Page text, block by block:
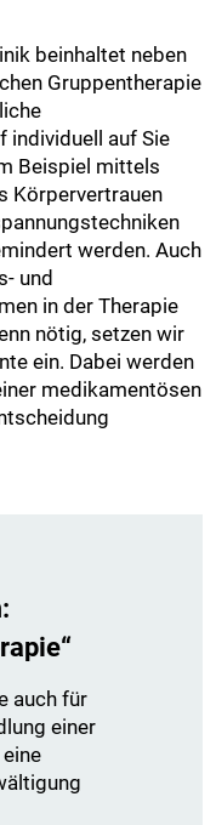
beinhaltet neben
Gruppentherapie
individuell auf Sie
Beispiel mittels
Körpervertrauen
werden. Auch
und
in der Therapie
nötig, setzen wir
ein. Dabei werden
medikamentösen
auch für
einer